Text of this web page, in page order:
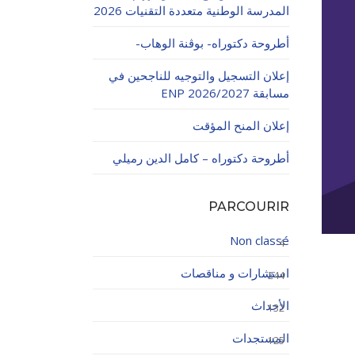
المدرسة الوطنية متعددة التقنيات 2026
أطروحة دكتوراه- بوڨنة الوهاب-
إعلان التسجيل والتوجيه للناجحين في
مسابقة ENP 2026/2027
إعلان المنح المؤقت
أطروحة دكتوراه – كامل الدين رميلي
PARCOURIR
Non classé
4
استشارات و مناقصات
244
الأحداث
132
المستجدات
125